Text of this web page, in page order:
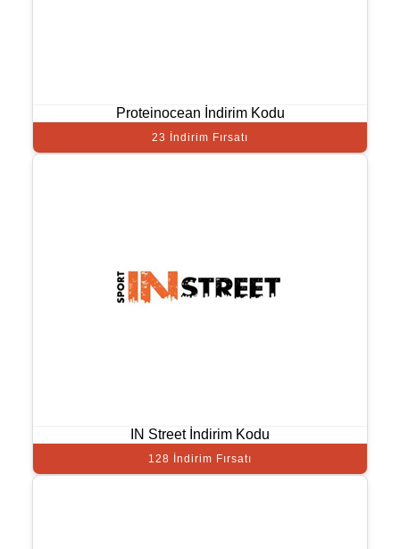
Proteinocean İndirim Kodu
23 İndirim Fırsatı
IN Street İndirim Kodu
128 İndirim Fırsatı